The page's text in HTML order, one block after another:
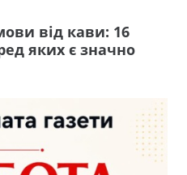
від кави: 16
яких є значно